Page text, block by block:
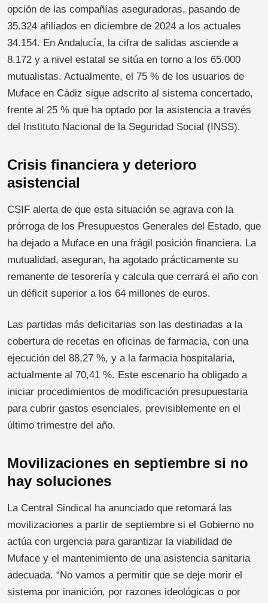
opción de las compañías aseguradoras, pasando de
35.324 afiliados en diciembre de 2024 a los actuales
34.154. En Andalucía, la cifra de salidas asciende a
8.172 y a nivel estatal se sitúa en torno a los 65.000
mutualistas. Actualmente, el 75 % de los usuarios de
Muface en Cádiz sigue adscrito al sistema concertado,
frente al 25 % que ha optado por la asistencia a través
del Instituto Nacional de la Seguridad Social (INSS).
Crisis financiera y deterioro
asistencial
CSIF alerta de que esta situación se agrava con la
prórroga de los Presupuestos Generales del Estado, que
ha dejado a Muface en una frágil posición financiera. La
mutualidad, aseguran, ha agotado prácticamente su
remanente de tesorería y calcula que cerrará el año con
un déficit superior a los 64 millones de euros.
Las partidas más deficitarias son las destinadas a la
cobertura de recetas en oficinas de farmacia, con una
ejecución del 88,27 %, y a la farmacia hospitalaria,
actualmente al 70,41 %. Este escenario ha obligado a
iniciar procedimientos de modificación presupuestaria
para cubrir gastos esenciales, previsiblemente en el
último trimestre del año.
Movilizaciones en septiembre si no
hay soluciones
La Central Sindical ha anunciado que retomará las
movilizaciones a partir de septiembre si el Gobierno no
actúa con urgencia para garantizar la viabilidad de
Muface y el mantenimiento de una asistencia sanitaria
adecuada. “No vamos a permitir que se deje morir el
sistema por inanición, por razones ideológicas o por